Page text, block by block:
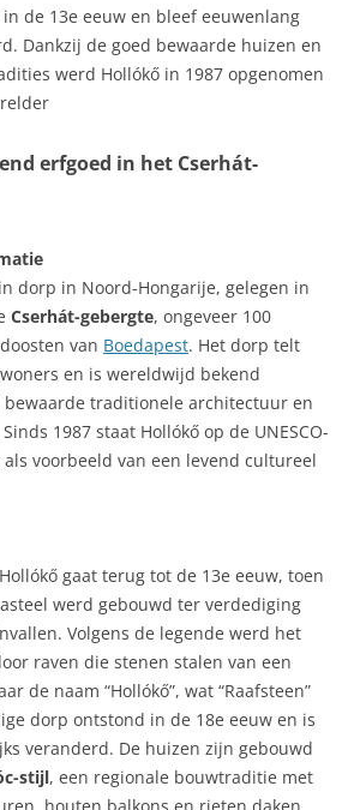
de 13e eeuw en bleef eeuwenlang
Dankzij de goed bewaarde huizen en
werd Hollókő in 1987 opgenomen
erfgoed in het Cserhát-
dorp in Noord-Hongarije, gelegen in
Cserhát-gebergte, ongeveer 100
van Boedapest. Het dorp telt
en is wereldwijd bekend
bewaarde traditionele architectuur en
1987 staat Hollókő op de UNESCO-
voorbeeld van een levend cultureel
gaat terug tot de 13e eeuw, toen
werd gebouwd ter verdediging
Volgens de legende werd het
raven die stenen stalen van een
de naam “Hollókő”, wat “Raafsteen”
dorp ontstond in de 18e eeuw en is
veranderd. De huizen zijn gebouwd
stijl, een regionale bouwtraditie met